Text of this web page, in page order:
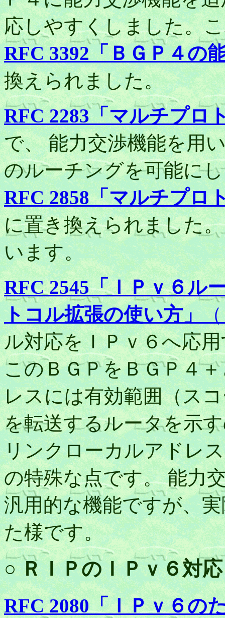
応しやすくしました。
RFC 3392「ＢＧＰ４の
換えられました。
RFC 2283「マルチプロ
で、 能力交渉機能を用
のルーチングを可能に
RFC 2858「マルチプロ
に置き換えられました
います。
RFC 2545「ＩＰｖ６ル
トコル拡張の使い方」
ル対応をＩＰｖ６へ応
このＢＧＰをＢＧＰ４
レスには有効範囲（ス
を転送するルータを示
リンクローカルアドレ
の特殊な点です。 能力
汎用的な機能ですが、
た様です。
○ ＲＩＰのＩＰｖ６対
RFC 2080「ＩＰｖ６の